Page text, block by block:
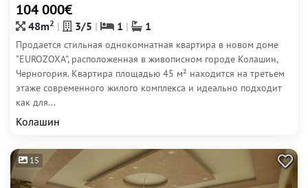
104 000€
48m2 3/5 1 1
Продается стильная однокомнатная квартира в новом доме
"EUROZOXA", расположенная в живописном городе Колашин,
Черногория. Квартира площадью 45 м² находится на третьем
этаже современного жилого комплекса и идеально подходит
как для...
Колашин
15